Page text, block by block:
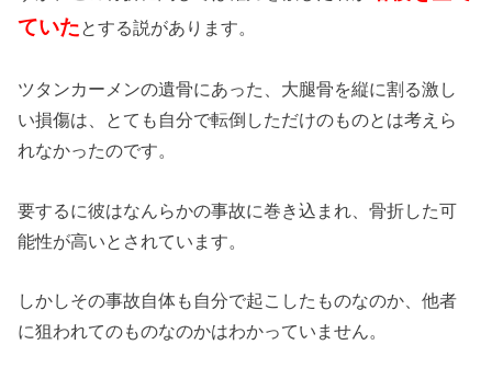
ていたとする説があります。
ツタンカーメンの遺骨にあった、大腿骨を縦に割る激し
い損傷は、とても自分で転倒しただけのものとは考えら
れなかったのです。
要するに彼はなんらかの事故に巻き込まれ、骨折した可
能性が高いとされています。
しかしその事故自体も自分で起こしたものなのか、他者
に狙われてのものなのかはわかっていません。